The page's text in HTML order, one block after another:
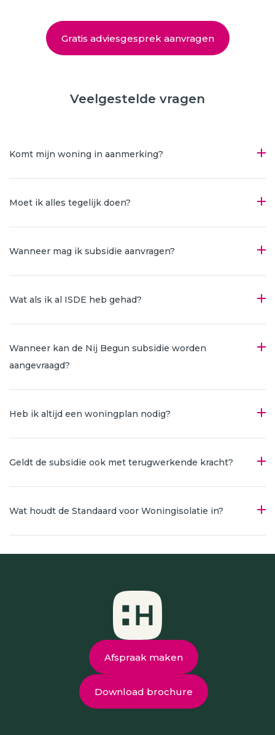
Gratis adviesgesprek aanvragen
Veelgestelde vragen
Komt mijn woning in aanmerking?
Moet ik alles tegelijk doen?
Wanneer mag ik subsidie aanvragen?
Wat als ik al ISDE heb gehad?
Wanneer kan de Nij Begun subsidie worden
aangevraagd?
Heb ik altijd een woningplan nodig?
Geldt de subsidie ook met terugwerkende kracht?
Wat houdt de Standaard voor Woningisolatie in?
Afspraak maken
Download brochure